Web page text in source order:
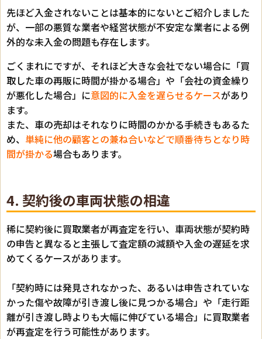
先ほど入金されないことは基本的にないとご紹介しました
が、一部の悪質な業者や経営状態が不安定な業者による例
外的な未入金の問題も存在します。
ごくまれにですが、それほど大きな会社でない場合に「買
取した車の再販に時間が掛かる場合」や「会社の資金繰り
が悪化した場合」に意図的に入金を遅らせるケースがあり
ます。
また、車の売却はそれなりに時間のかかる手続きもあるた
め、 単純に他の顧客との兼ね合いなどで順番待ちとなり時
間が掛かる場合もあります。
4. 契約後の車両状態の相違
稀に契約後に買取業者が再査定を行い、車両状態が契約時
の申告と異なると主張して査定額の減額や入金の遅延を求
めてくるケースがあります。
「契約時には発見されなかった、あるいは申告されていな
かった傷や故障が引き渡し後に見つかる場合」や「走行距
離が引き渡し時よりも大幅に伸びている場合」に買取業者
が再査定を行う可能性があります。